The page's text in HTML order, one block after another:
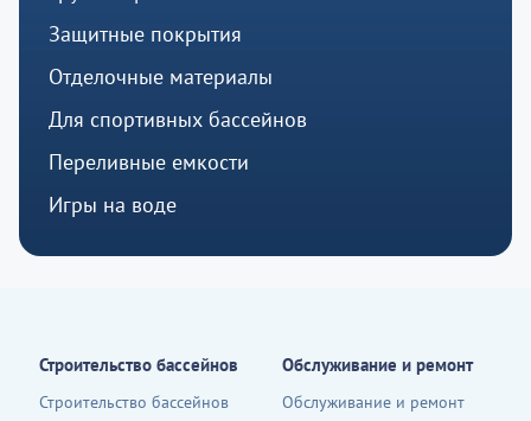
Защитные покрытия
Отделочные материалы
Для спортивных бассейнов
Переливные емкости
Игры на воде
Строительство бассейнов
Строительство бассейнов
Обслуживание и ремонт
Обслуживание и ремонт